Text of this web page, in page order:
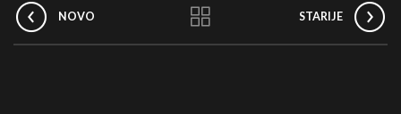
NOVO STARIJE